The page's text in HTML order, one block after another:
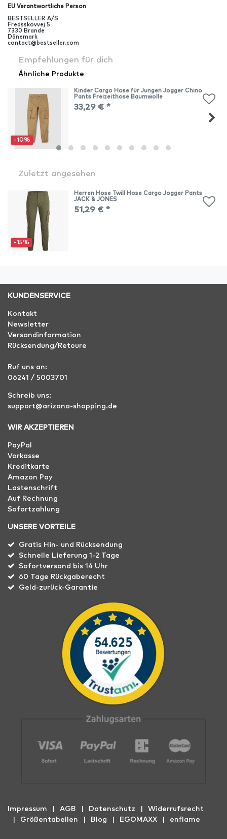
EU Verantwortliche Person
BESTSELLER A/S
Fredsskovvej 5
7330 Brande
Dänemark
contact@bestseller.com
Empfehlungen für dich
Ähnliche Produkte
-10%
Kinder Cargo Hose für Jungen Jogger Chino
Pants Freizeithose Baumwolle
33,29 € *
Zuletzt angesehen
-15%
Herren Hose Twill Hose Cargo Jogger Pants
JACK & JONES
51,29 € *
KUNDENSERVICE
Kontakt
Newsletter
Versandinformation
Rücksendung/Retoure
Ruf uns an:
06241 / 5003701
Schreib uns:
support@arizona-shopping.de
WIR AKZEPTIEREN
PayPal
Vorkasse
Kreditkarte
Amazon Pay
Lastenschrift
Auf Rechnung
Sofortzahlung
UNSERE VORTEILE
Gratis Hin- und Rücksendung
Schnelle Lieferung 1-2 Tage
Sofortversand bis 14 Uhr
60 Tage Rückgaberecht
Geld-zurück-Garantie
Impressum AGB Datenschutz
Widerrufs­recht
Größentabellen
Blog EGOMAXX enflame